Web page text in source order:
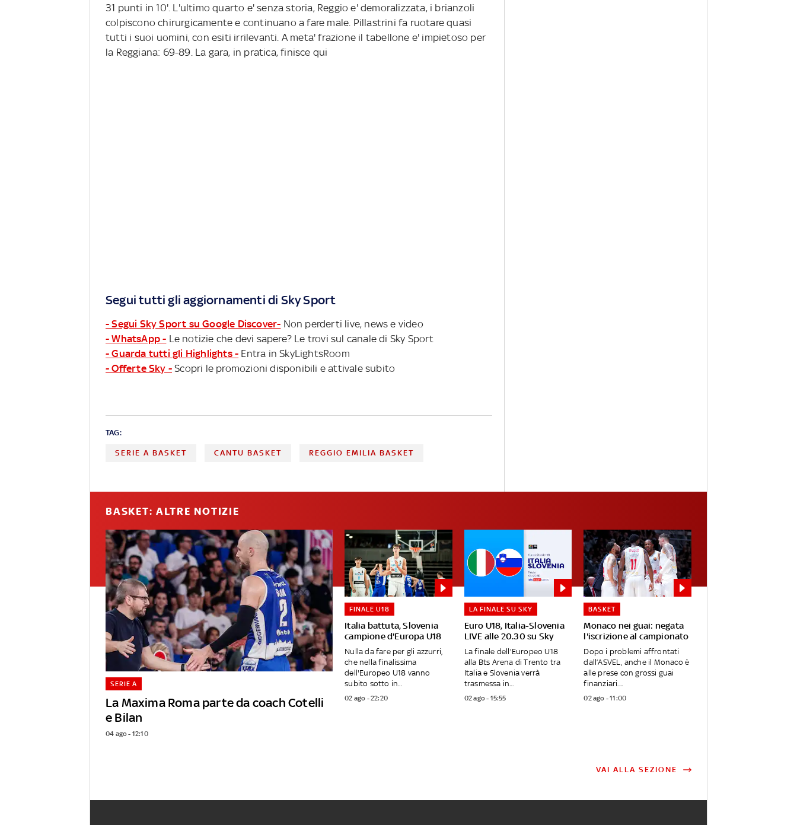
31 punti in 10'. L'ultimo quarto e' senza storia, Reggio e' demoralizzata, i brianzoli
colpiscono chirurgicamente e continuano a fare male. Pillastrini fa ruotare quasi
tutti i suoi uomini, con esiti irrilevanti. A meta' frazione il tabellone e' impietoso per
la Reggiana: 69-89. La gara, in pratica, finisce qui
Segui tutti gli aggiornamenti di Sky Sport
- Segui Sky Sport su Google Discover- Non perderti live, news e video
- WhatsApp - Le notizie che devi sapere? Le trovi sul canale di Sky Sport
- Guarda tutti gli Highlights - Entra in SkyLightsRoom
- Offerte Sky - Scopri le promozioni disponibili e attivale subito
TAG:
SERIE A BASKET CANTU BASKET REGGIO EMILIA BASKET
BASKET: ALTRE NOTIZIE
La Maxima Roma parte da coach Cotelli
e Bilan
SERIE A
04 ago - 12:10
Italia battuta, Slovenia
campione d'Europa U18
FINALE U18
Nulla da fare per gli azzurri,
che nella finalissima
dell'Europeo U18 vanno
subito sotto in...
02 ago - 22:20
Euro U18, Italia-Slovenia
LIVE alle 20.30 su Sky
LA FINALE SU SKY
La finale dell'Europeo U18
alla Bts Arena di Trento tra
Italia e Slovenia verrà
trasmessa in...
02 ago - 15:55
Monaco nei guai: negata
l'iscrizione al campionato
BASKET
Dopo i problemi affrontati
dall’ASVEL, anche il Monaco è
alle prese con grossi guai
finanziari....
02 ago - 11:00
VAI ALLA SEZIONE